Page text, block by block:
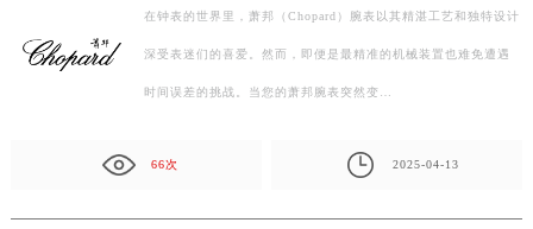
在钟表的世界里，萧邦（Chopard）腕表以其精湛工艺和独特设计
深受表迷们的喜爱。然而，即便是最精准的机械装置也难免遭遇
时间误差的挑战。当您的萧邦腕表突然变…
66次 2025-04-13